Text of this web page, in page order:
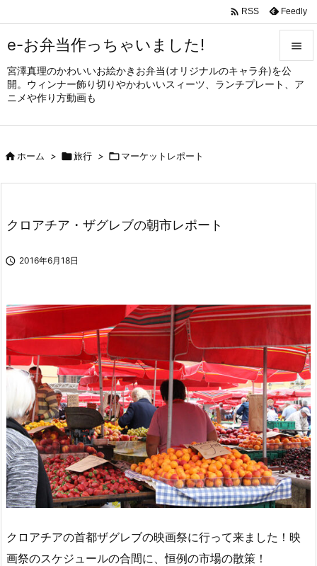
e-お弁当作っちゃいました!
宮澤真理のかわいいお絵かきお弁当(オリジナルのキャラ弁)を公
開。ウィンナー飾り切りやかわいいスィーツ、ランチプレート、ア
ニメや作り方動画も


メニュ
サイド

 RSS Feedly
ホーム > 旅行 > マーケットレポート
クロアチア・ザグレブの朝市レポート
 2016年6月18日
クロアチアの首都ザグレブの映画祭に行って来ました！映
画祭のスケジュールの合間に、恒例の市場の散策！